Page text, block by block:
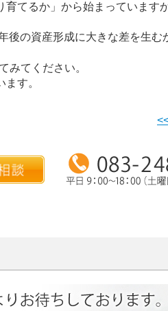
てるか」から始まっていますか
後の資産形成に大きな差を生む
みてください。
す。